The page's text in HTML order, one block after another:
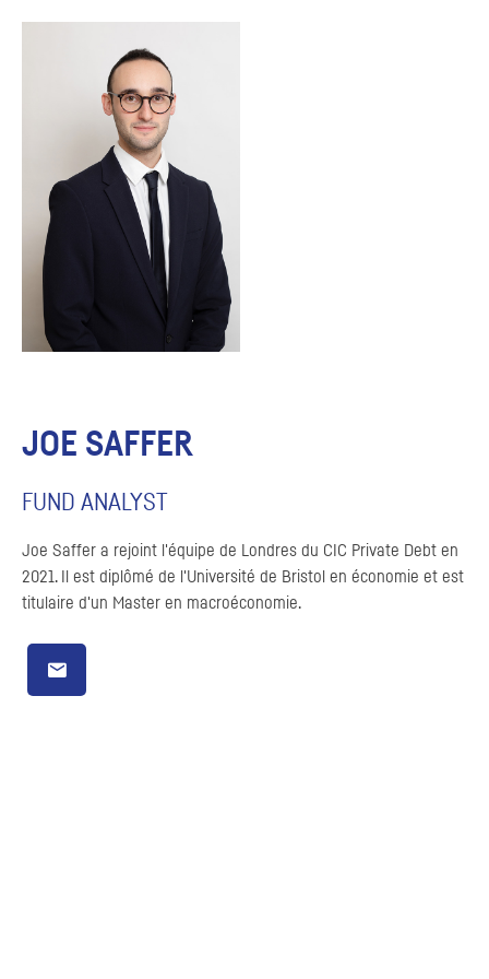
JOE SAFFER
FUND ANALYST
Joe Saffer a rejoint l'équipe de Londres du CIC Private Debt en
2021. Il est diplômé de l'Université de Bristol en économie et est
titulaire d'un Master en macroéconomie.